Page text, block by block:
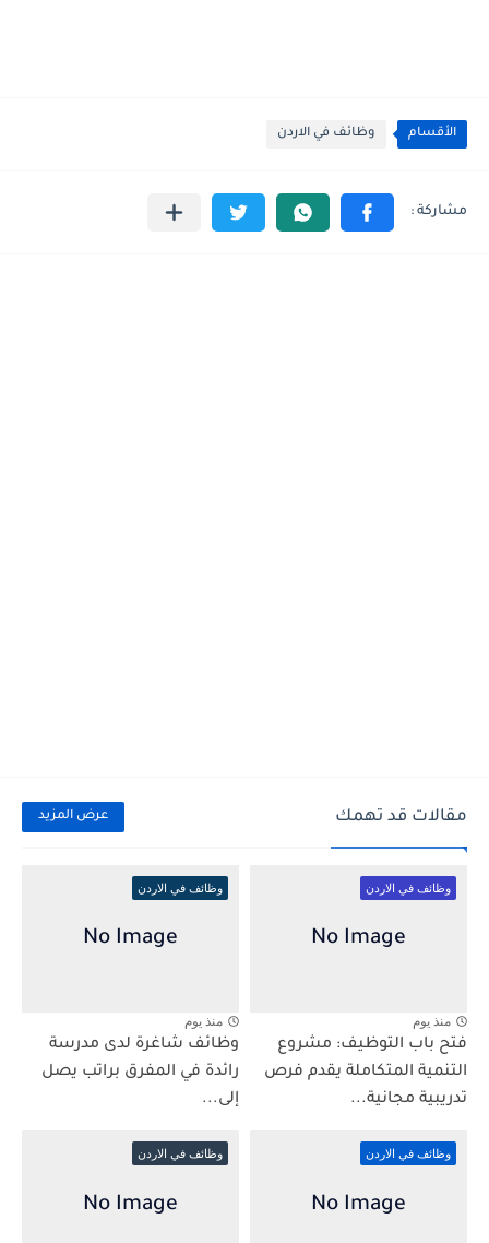
الأقسام وظائف في الاردن
مقالات قد تهمك عرض المزيد
وظائف في الاردن
منذ يوم
فتح باب التوظيف: مشروع
التنمية المتكاملة يقدم فرص
تدريبية مجانية...
وظائف في الاردن
منذ يوم
وظائف شاغرة لدى مدرسة
رائدة في المفرق براتب يصل
إلى...
وظائف في الاردن وظائف في الاردن